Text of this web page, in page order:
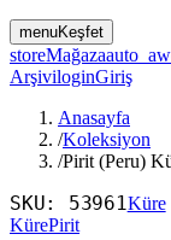
menuKeşfet
storeMağaza
ArşiviloginGiriş
Anasayfa
/Koleksiyon
/Pirit (Peru)
SKU: 53961Küre
KürePirit